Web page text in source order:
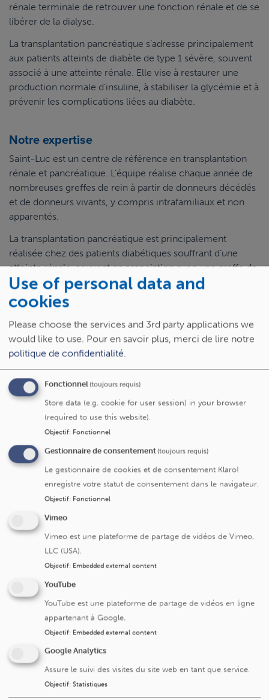
rénale terminale de retrouver une fonction rénale et de se
libérer de la dialyse.
La transplantation pancréatique s’adresse principalement
aux patients atteints de diabète de type 1 sévère, souvent
associé à une atteinte rénale. Elle vise à restaurer une
production normale d’insuline, à stabiliser la glycémie et à
prévenir les complications liées au diabète.
Notre expertise
Saint-Luc est un centre de référence en transplantation
rénale et pancréatique. L’équipe réalise chaque année de
nombreuses greffes de rein à partir de donneurs décédés
et de donneurs vivants, y compris intrafamiliaux et non
apparentés.
La transplantation pancréatique est principalement
réalisée chez des patients diabétiques souffrant d’une
atteinte rénale, souvent en association avec une greffe de
rein. Lorsque la greffe de pancréas n’est pas possible, la
greffe d’îlots de Langerhans constitue une alternative
moins invasive pour certains patients sélectionnés.
Les prélèvements de reins de donneurs vivants sont
réalisés par chirurgie mini-invasive (laparoscopie), afin de
réduire la douleur, la durée d’hospitalisation et l’impact sur
la vie du donneur.
Pourquoi venir à Saint-Luc ?
Saint-Luc propose une prise en charge complète de la
transplantation, depuis l’évaluation du patient et du
donneur jusqu’au suivi à long terme après la greffe. Les
patients bénéficient d’une unité d’hospitalisation
spécialisée et de parcours de soins optimisés, incluant
l’hôpital de jour lorsque c’est possible.
La prise en charge repose sur une collaboration étroite
entre chirurgiens, néphrologues, endocrinologues,
anesthésistes, radiologues et spécialistes de
l’immunologie. Cette approche multidisciplinaire garantit
des décisions rapides, sûres et adaptées à chaque
situation.
Recherche et essais cliniques
Le service participe activement à des études cliniques
internationales sur les nouveaux traitements
immunosuppresseurs. L’objectif est de réduire le risque
Use of personal data and
cookies
Please choose the services and 3rd party applications we
would like to use. Pour en savoir plus, merci de lire notre
politique de confidentialité.
Fonctionnel(toujours requis)
Store data (e.g. cookie for user session) in your browser
(required to use this website).
Objectif: Fonctionnel
Gestionnaire de consentement(toujours requis)
Le gestionnaire de cookies et de consentement Klaro!
enregistre votre statut de consentement dans le navigateur.
Objectif: Fonctionnel
Vimeo
Vimeo est une plateforme de partage de vidéos de Vimeo,
LLC (USA).
Objectif: Embedded external content
YouTube
YouTube est une plateforme de partage de vidéos en ligne
appartenant à Google.
Objectif: Embedded external content
Google Analytics
Assure le suivi des visites du site web en tant que service.
Objectif: Statistiques